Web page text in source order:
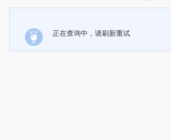
正在查询中，请刷新重试